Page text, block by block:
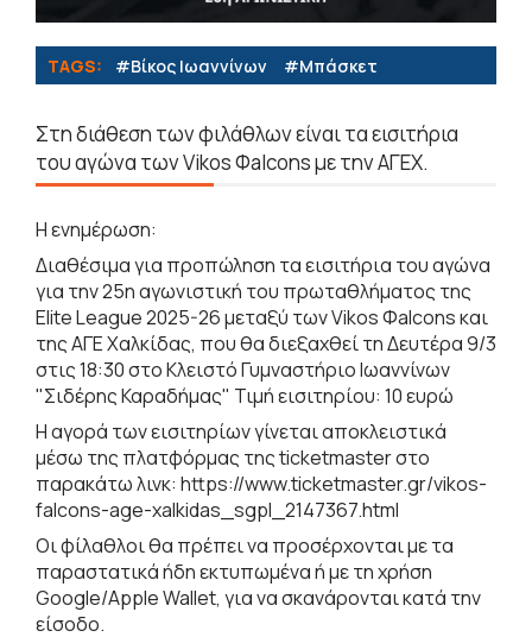
TAGS: #Βίκος Ιωαννίνων #Μπάσκετ
Στη διάθεση των φιλάθλων είναι τα εισιτήρια
του αγώνα των Vikos Φalcons με την ΑΓΕΧ.
Η ενημέρωση:
Διαθέσιμα για προπώληση τα εισιτήρια του αγώνα
για την 25η αγωνιστική του πρωταθλήματος της
Elite League 2025-26 μεταξύ των Vikos Φalcons και
της ΑΓΕ Χαλκίδας, που θα διεξαχθεί τη Δευτέρα 9/3
στις 18:30 στο Κλειστό Γυμναστήριο Ιωαννίνων
"Σιδέρης Καραδήμας" Τιμή εισιτηρίου: 10 ευρώ
Η αγορά των εισιτηρίων γίνεται αποκλειστικά
μέσω της πλατφόρμας της ticketmaster στο
παρακάτω λινκ: https://www.ticketmaster.gr/vikos-
falcons-age-xalkidas_sgpl_2147367.html
Οι φίλαθλοι θα πρέπει να προσέρχονται με τα
παραστατικά ήδη εκτυπωμένα ή με τη χρήση
Google/Apple Wallet, για να σκανάρονται κατά την
είσοδο.